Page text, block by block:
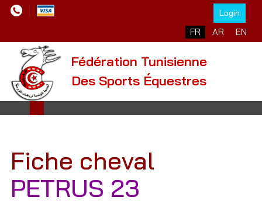
Login
Sélectionnez votre
FR AR EN
Fédération Tunisienne
Des Sports Équestres
Fiche cheval
PETRUS 23